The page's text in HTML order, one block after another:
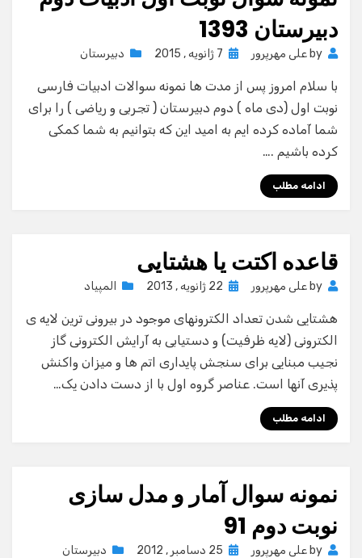
دبیرستان 1393
by علی مهرپرور
Posted
7 ژانویه , 2015 دبیرستان
با سلام امروز پس از مدت ها نمونه سوالات ادبیات فارسی
نوبت اول (دی ماه ) دوم دبیرستان ( تجربی و ریاضی ) را برای
شما آماده کرده ایم به امید این که بتوانیم به شما کمکی
کرده باشیم .…
ادامه مطلب
قاعده اکتت یا هشتایی
by علی مهرپرور
Posted
22 ژانویه , 2013 المپیاد
هشتایی شدن تعداد الکترونهای موجود در بیرونی ترین لایه ی
الکترونی (لایه ظرفیت) و دستیابی به آرایش الکترونی گاز
نجیب مبنایی برای سنجش پایداری اتم ها و میزان واکنش
پذیری آنها است. عناصر گروه اول با از دست دادن یک…
ادامه مطلب
نمونه سوال آمار و مدل سازی
نوبت دوم 91
by علی مهرپرور
Posted
25 دسامبر , 2012 دبیرستان